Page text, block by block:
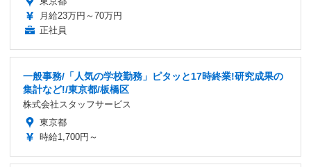
月給23万円～70万円
正社員
一般事務/「人気の学校勤務」ピタッと17時終業!研究成果の
集計など!/東京都/板橋区
株式会社スタッフサービス
東京都
時給1,700円～